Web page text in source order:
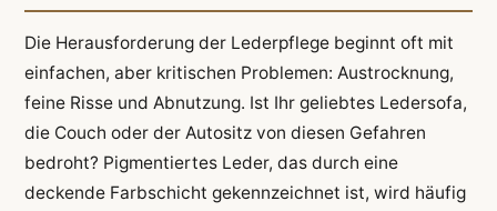
Die Herausforderung der Lederpflege beginnt oft mit
einfachen, aber kritischen Problemen: Austrocknung,
feine Risse und Abnutzung. Ist Ihr geliebtes Ledersofa,
die Couch oder der Autositz von diesen Gefahren
bedroht? Pigmentiertes Leder, das durch eine
deckende Farbschicht gekennzeichnet ist, wird häufig